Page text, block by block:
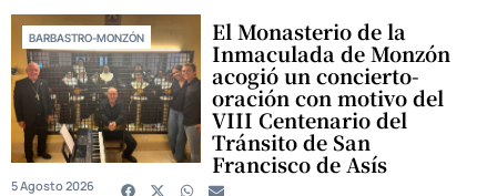
BARBASTRO-MONZÓN El Monasterio de la
Inmaculada de Monzón
acogió un concierto-
oración con motivo del
VIII Centenario del
Tránsito de San
Francisco de Asís
5 Agosto 2026